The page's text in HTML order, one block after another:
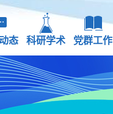
态 科研学术 党群工作